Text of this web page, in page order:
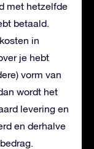
met hetzelfde
betaald.
in
je hebt
vorm van
wordt het
levering en
en derhalve